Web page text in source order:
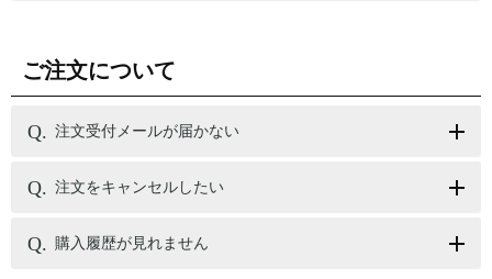
ご注文について
注文受付メールが届かない
注文をキャンセルしたい
購入履歴が見れません